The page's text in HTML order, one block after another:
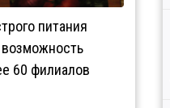
питания
возможность
60 филиалов